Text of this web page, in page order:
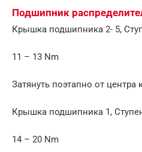
Подшипник
Крышка подшипника 2- 5,
11 – 13 Nm
Затянуть поэтапно от центра
Крышка подшипника 1,
14 – 20 Nm